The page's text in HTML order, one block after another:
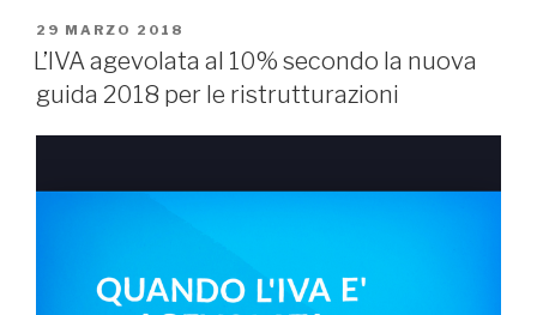
PUBBLICATO
IL
29 MARZO 2018
L’IVA agevolata al 10% secondo la nuova
guida 2018 per le ristrutturazioni